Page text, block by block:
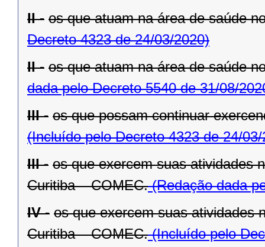
II - os que atuam na área de saúde
Decreto 4323 de 24/03/2020)
II - os que atuam na área de saúde
dada pelo Decreto 5540 de 31/08/
III - os que possam continuar
(Incluído pelo Decreto 4323 de 24/
III - os que exercem suas atividades
Curitiba – COMEC.(Redação dada
IV - os que exercem suas atividades
Curitiba – COMEC.(Incluído pelo